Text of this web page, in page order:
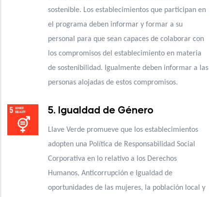
sostenible. Los establecimientos que participan en
el programa deben informar y formar a su
personal para que sean capaces de colaborar con
los compromisos del establecimiento en materia
de sostenibilidad. Igualmente deben informar a las
personas alojadas de estos compromisos.
5. Igualdad de Género
Llave Verde promueve que los establecimientos
adopten una Política de Responsabilidad Social
Corporativa en lo relativo a los Derechos
Humanos, Anticorrupción e Igualdad de
oportunidades de las mujeres, la población local y